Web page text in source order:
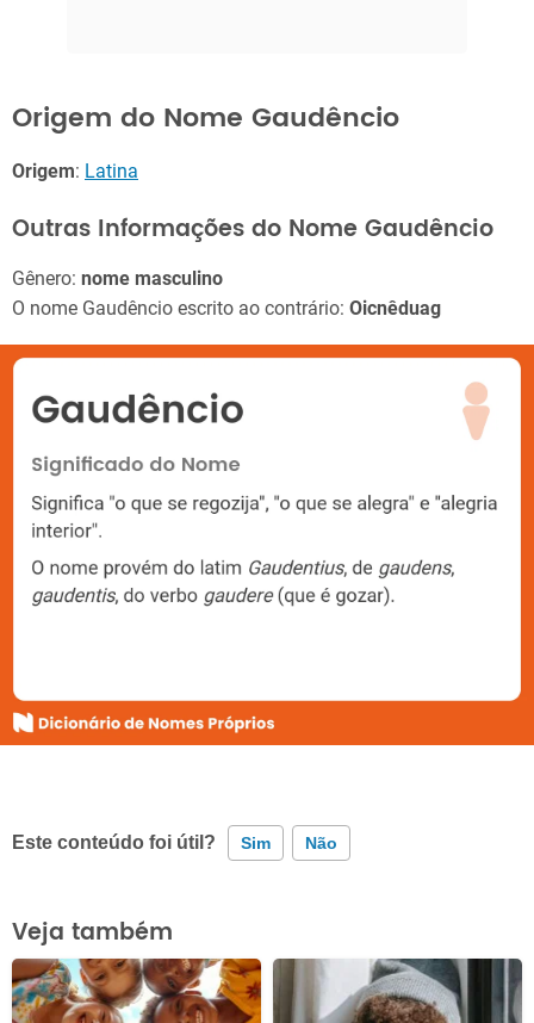
Origem do Nome Gaudêncio
Origem: Latina
Outras Informações do Nome Gaudêncio
Gênero: nome masculino
O nome Gaudêncio escrito ao contrário: Oicnêduag
Este conteúdo foi útil? Sim Não
Este conteúdo contém informação incorreta
Este conteúdo não tem a informação que procuro
Outro
Veja também